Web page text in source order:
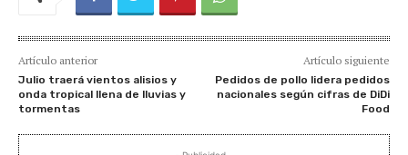
Artículo anterior
Julio traerá vientos alisios y
onda tropical llena de lluvias y
tormentas
Artículo siguiente
Pedidos de pollo lidera pedidos
nacionales según cifras de DiDi
Food